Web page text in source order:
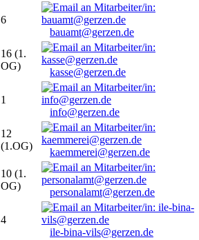
6
bauamt@gerzen.de
16 (1.
OG)
kasse@gerzen.de
1
info@gerzen.de
12
(1.OG)
kaemmerei@gerzen.de
10 (1.
OG)
personalamt@gerzen.de
4
ile-bina-vils@gerzen.de